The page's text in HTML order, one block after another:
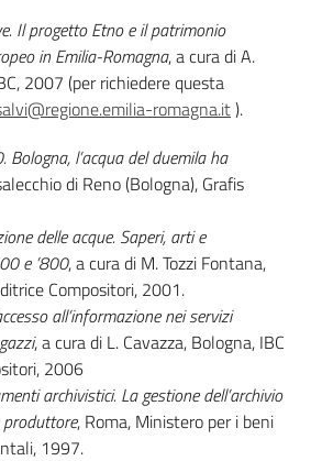
Il progetto Etno e il patrimonio
in Emilia-Romagna, a cura di A.
2007 (per richiedere questa
romagna.it).
l’acqua del duemila ha
di Reno (Bologna), Grafis
delle acque. Saperi, arti e
e ’800, a cura di M. Tozzi Fontana,
Compositori, 2001.
all’informazione nei servizi
, a cura di L. Cavazza, Bologna, IBC
2006
archivistici. La gestione dell’archivio
produttore, Roma, Ministero per i beni
1997.